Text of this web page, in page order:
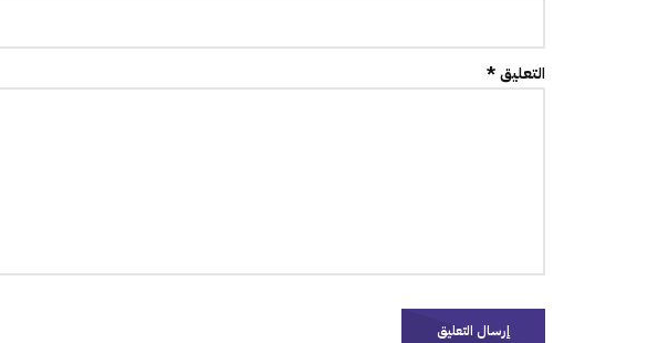
التعليق *